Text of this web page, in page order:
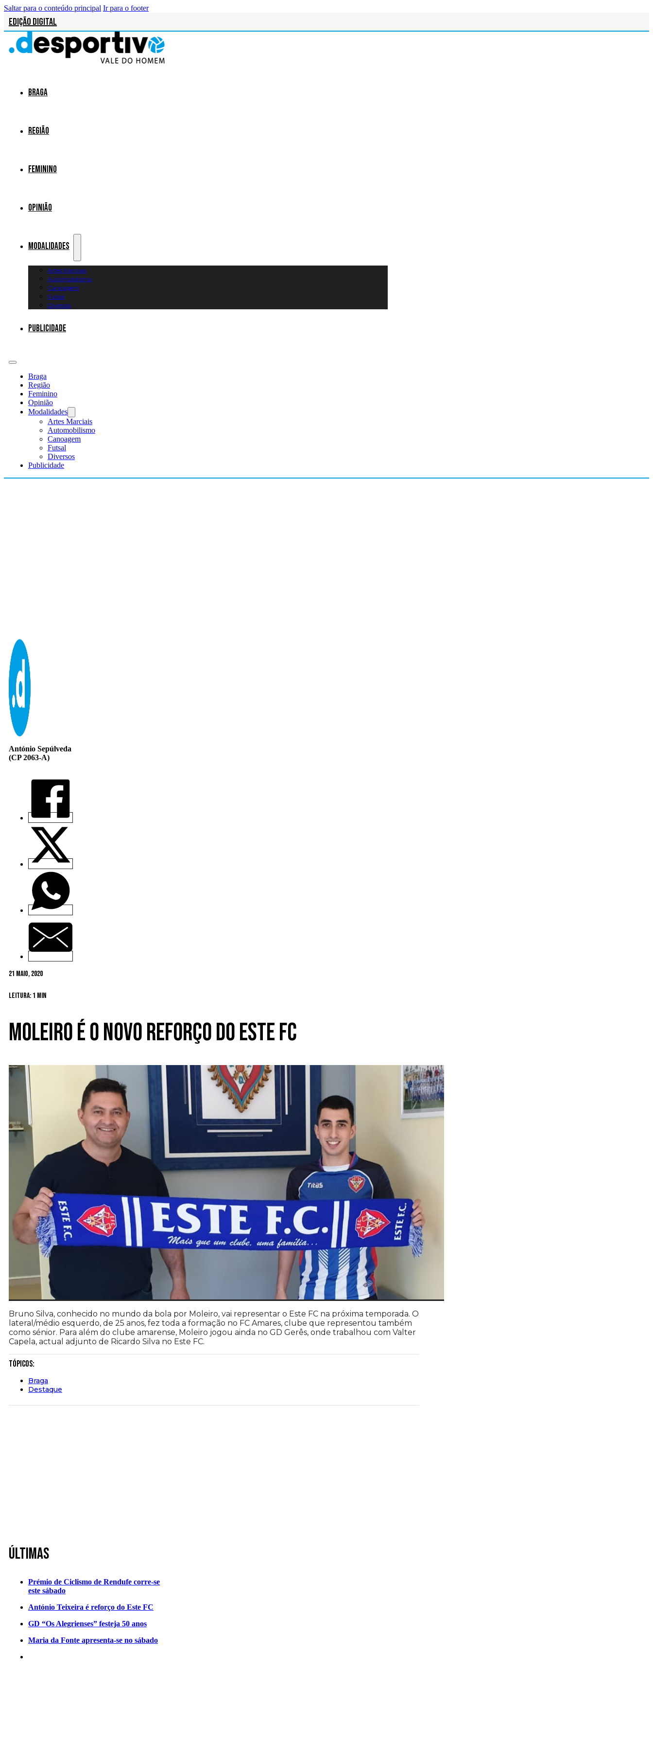
Saltar para o conteúdo principal Ir para o footer
Edição Digital
Braga
Região
Feminino
Opinião
Modalidades
Artes Marciais
Automobilismo
Canoagem
Futsal
Diversos
Publicidade
Braga
Região
Feminino
Opinião
Modalidades
Artes Marciais
Automobilismo
Canoagem
Futsal
Diversos
Publicidade
António Sepúlveda
(CP 2063-A)
21 Maio, 2020
Leitura: 1 min
Moleiro é o novo reforço do Este FC
Bruno Silva, conhecido no mundo da bola por Moleiro, vai representar o Este FC na próxima temporada. O
lateral/médio esquerdo, de 25 anos, fez toda a formação no FC Amares, clube que representou também
como sénior. Para além do clube amarense, Moleiro jogou ainda no GD Gerês, onde trabalhou com Valter
Capela, actual adjunto de Ricardo Silva no Este FC.
Tópicos:
Braga
Destaque
Últimas
Prémio de Ciclismo de Rendufe corre-se
este sábado
António Teixeira é reforço do Este FC
GD “Os Alegrienses” festeja 50 anos
Maria da Fonte apresenta-se no sábado